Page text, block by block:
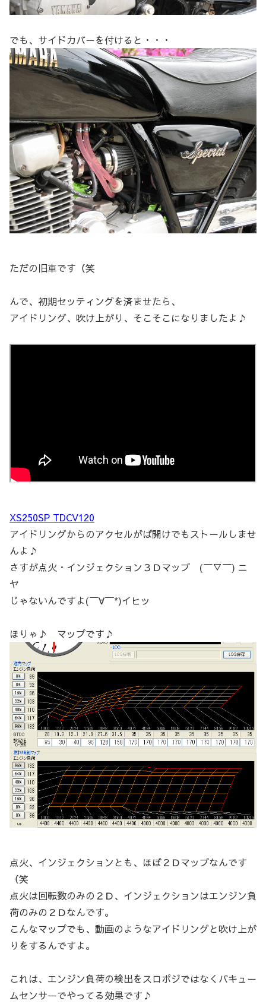
でも、サイドカバーを付けると・・・
ただの旧車です（笑
んで、初期セッティングを済ませたら、
アイドリング、吹け上がり、そこそこになりましたよ♪
XS250SP TDCV120
アイドリングからのアクセルがば開けでもストールしませ
んよ♪
さすが点火・インジェクション３Ｄマップ (￣▽￣) ニ
ヤ
じゃないんですよ(￣∀￣*)イヒッ
ほりゃ♪ マップです♪
点火、インジェクションとも、ほぼ２Ｄマップなんです
（笑
点火は回転数のみの２Ｄ、インジェクションはエンジン負
荷のみの２Ｄなんです。
こんなマップでも、動画のようなアイドリングと吹け上が
りをするんですよ。
これは、エンジン負荷の検出をスロポジではなくバキュー
ムセンサーでやってる効果です♪